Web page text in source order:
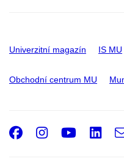
Univerzitní magazín IS MU
Obchodní centrum MU
Facebook